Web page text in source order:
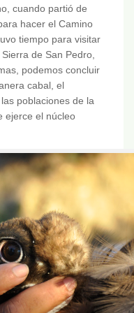
cuando partió de
hacer el Camino
tiempo para visitar
de San Pedro,
podemos concluir
cabal, el
poblaciones de la
ejerce el núcleo